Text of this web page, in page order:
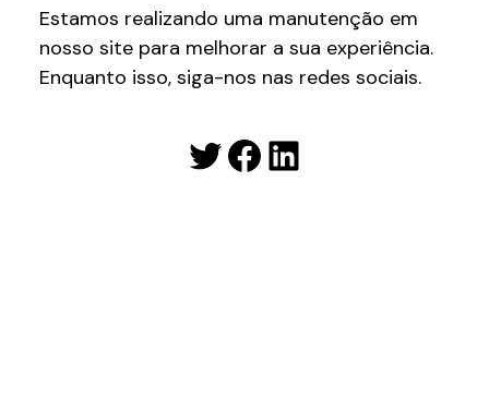
Estamos realizando uma manutenção em
nosso site para melhorar a sua experiência.
Enquanto isso, siga-nos nas redes sociais.
Twitter
Facebook
LinkedIn